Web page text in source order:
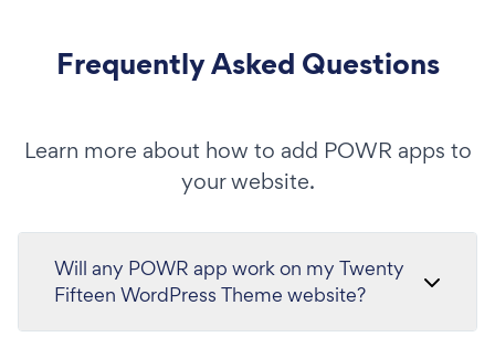
Frequently Asked Questions
Learn more about how to add POWR apps to
your website.
Will any POWR app work on my Twenty
Fifteen WordPress Theme website?